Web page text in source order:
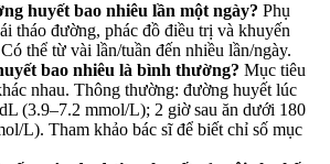
huyết bao nhiêu lần một ngày? Phụ
tháo đường, phác đồ điều trị và khuyến
thể từ vài lần/tuần đến nhiều lần/ngày.
bao nhiêu là bình thường? Mục tiêu
nhau. Thông thường: đường huyết lúc
(3.9–7.2 mmol/L); 2 giờ sau ăn dưới 180
L). Tham khảo bác sĩ để biết chỉ số mục